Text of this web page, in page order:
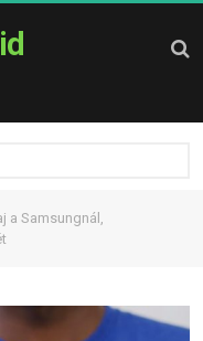
a Samsungnál,